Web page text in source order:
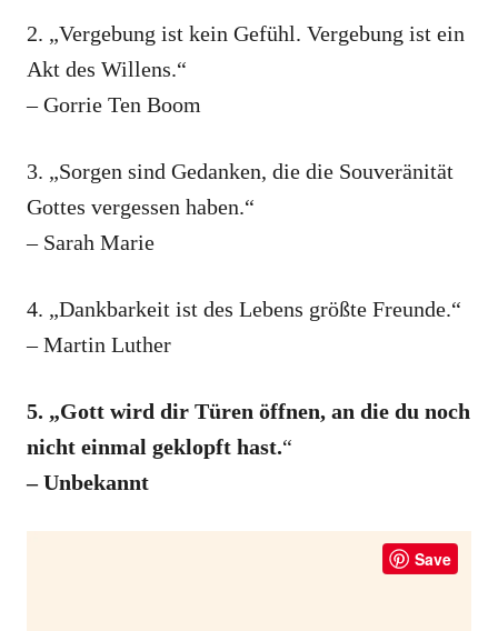
2. „Vergebung ist kein Gefühl. Vergebung ist ein
Akt des Willens.“
– Gorrie Ten Boom
3. „Sorgen sind Gedanken, die die Souveränität
Gottes vergessen haben.“
– Sarah Marie
4. „Dankbarkeit ist des Lebens größte Freunde.“
– Martin Luther
5. „Gott wird dir Türen öffnen, an die du noch
nicht einmal geklopft hast.“
– Unbekannt
Save